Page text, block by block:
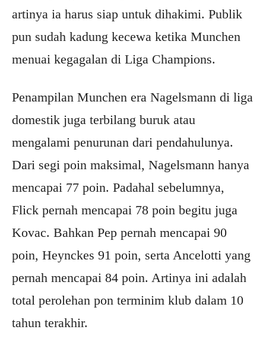
artinya ia harus siap untuk dihakimi. Publik
pun sudah kadung kecewa ketika Munchen
menuai kegagalan di Liga Champions.
Penampilan Munchen era Nagelsmann di liga
domestik juga terbilang buruk atau
mengalami penurunan dari pendahulunya.
Dari segi poin maksimal, Nagelsmann hanya
mencapai 77 poin. Padahal sebelumnya,
Flick pernah mencapai 78 poin begitu juga
Kovac. Bahkan Pep pernah mencapai 90
poin, Heynckes 91 poin, serta Ancelotti yang
pernah mencapai 84 poin. Artinya ini adalah
total perolehan pon terminim klub dalam 10
tahun terakhir.